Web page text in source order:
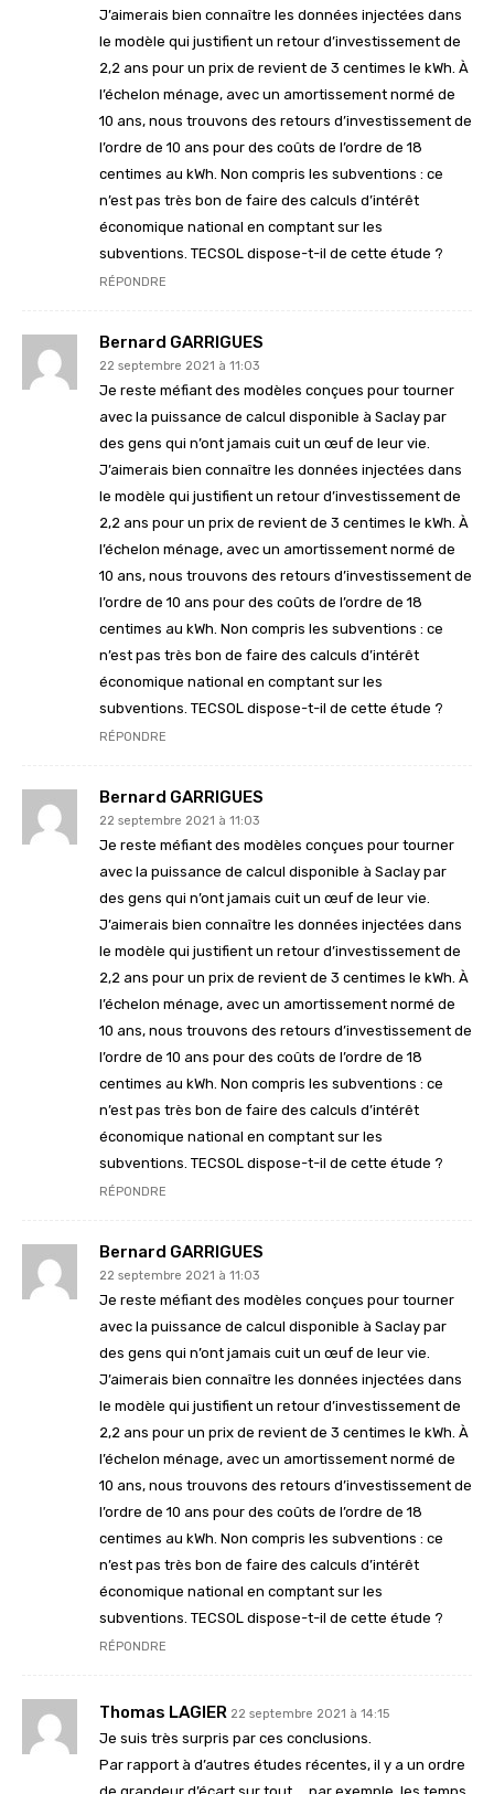
J’aimerais bien connaître les données injectées dans
le modèle qui justifient un retour d’investissement de
2,2 ans pour un prix de revient de 3 centimes le kWh. À
l’échelon ménage, avec un amortissement normé de
10 ans, nous trouvons des retours d’investissement de
l’ordre de 10 ans pour des coûts de l’ordre de 18
centimes au kWh. Non compris les subventions : ce
n’est pas très bon de faire des calculs d’intérêt
économique national en comptant sur les
subventions. TECSOL dispose-t-il de cette étude ?
RÉPONDRE
Bernard GARRIGUES
22 septembre 2021 à 11:03
Je reste méfiant des modèles conçues pour tourner
avec la puissance de calcul disponible à Saclay par
des gens qui n’ont jamais cuit un œuf de leur vie.
J’aimerais bien connaître les données injectées dans
le modèle qui justifient un retour d’investissement de
2,2 ans pour un prix de revient de 3 centimes le kWh. À
l’échelon ménage, avec un amortissement normé de
10 ans, nous trouvons des retours d’investissement de
l’ordre de 10 ans pour des coûts de l’ordre de 18
centimes au kWh. Non compris les subventions : ce
n’est pas très bon de faire des calculs d’intérêt
économique national en comptant sur les
subventions. TECSOL dispose-t-il de cette étude ?
RÉPONDRE
Bernard GARRIGUES
22 septembre 2021 à 11:03
Je reste méfiant des modèles conçues pour tourner
avec la puissance de calcul disponible à Saclay par
des gens qui n’ont jamais cuit un œuf de leur vie.
J’aimerais bien connaître les données injectées dans
le modèle qui justifient un retour d’investissement de
2,2 ans pour un prix de revient de 3 centimes le kWh. À
l’échelon ménage, avec un amortissement normé de
10 ans, nous trouvons des retours d’investissement de
l’ordre de 10 ans pour des coûts de l’ordre de 18
centimes au kWh. Non compris les subventions : ce
n’est pas très bon de faire des calculs d’intérêt
économique national en comptant sur les
subventions. TECSOL dispose-t-il de cette étude ?
RÉPONDRE
Bernard GARRIGUES
22 septembre 2021 à 11:03
Je reste méfiant des modèles conçues pour tourner
avec la puissance de calcul disponible à Saclay par
des gens qui n’ont jamais cuit un œuf de leur vie.
J’aimerais bien connaître les données injectées dans
le modèle qui justifient un retour d’investissement de
2,2 ans pour un prix de revient de 3 centimes le kWh. À
l’échelon ménage, avec un amortissement normé de
10 ans, nous trouvons des retours d’investissement de
l’ordre de 10 ans pour des coûts de l’ordre de 18
centimes au kWh. Non compris les subventions : ce
n’est pas très bon de faire des calculs d’intérêt
économique national en comptant sur les
subventions. TECSOL dispose-t-il de cette étude ?
RÉPONDRE
Thomas LAGIER 22 septembre 2021 à 14:15
Je suis très surpris par ces conclusions.
Par rapport à d’autres études récentes, il y a un ordre